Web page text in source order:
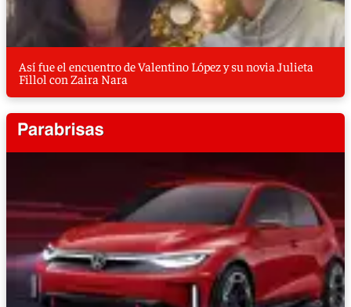
Así fue el encuentro de Valentino López y su novia Julieta
Fillol con Zaira Nara